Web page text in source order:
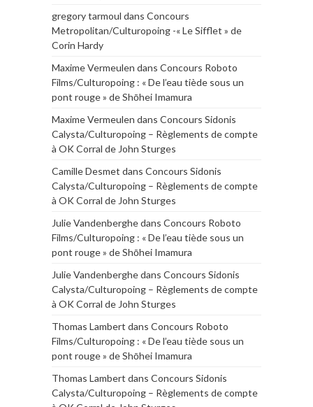
gregory tarmoul dans Concours
Metropolitan/Culturopoing -« Le Sifflet » de
Corin Hardy
Maxime Vermeulen dans Concours Roboto
Films/Culturopoing : « De l’eau tiède sous un
pont rouge » de Shōhei Imamura
Maxime Vermeulen dans Concours Sidonis
Calysta/Culturopoing – Règlements de compte
à OK Corral de John Sturges
Camille Desmet dans Concours Sidonis
Calysta/Culturopoing – Règlements de compte
à OK Corral de John Sturges
Julie Vandenberghedans Concours Roboto
Films/Culturopoing : « De l’eau tiède sous un
pont rouge » de Shōhei Imamura
Julie Vandenberghedans Concours Sidonis
Calysta/Culturopoing – Règlements de compte
à OK Corral de John Sturges
Thomas Lambert dans Concours Roboto
Films/Culturopoing : « De l’eau tiède sous un
pont rouge » de Shōhei Imamura
Thomas Lambert dans Concours Sidonis
Calysta/Culturopoing – Règlements de compte